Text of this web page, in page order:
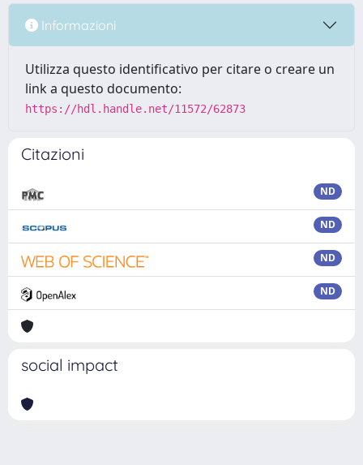
Informazioni
Utilizza questo identificativo per citare o creare un
link a questo documento:
https://hdl.handle.net/11572/62873
Citazioni
ND
ND
ND
ND
social impact